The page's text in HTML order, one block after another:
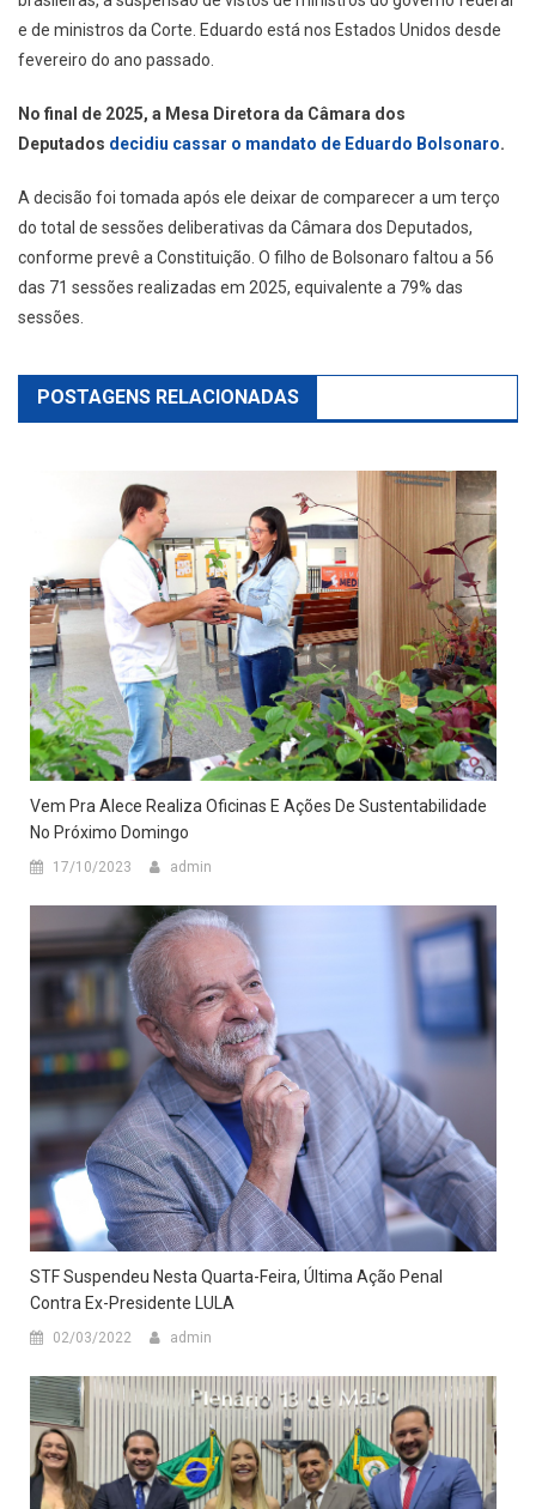
e de ministros da Corte. Eduardo está nos Estados Unidos desde
fevereiro do ano passado.
No final de 2025, a Mesa Diretora da Câmara dos
Deputados decidiu cassar o mandato de Eduardo Bolsonaro.
A decisão foi tomada após ele deixar de comparecer a um terço
do total de sessões deliberativas da Câmara dos Deputados,
conforme prevê a Constituição. O filho de Bolsonaro faltou a 56
das 71 sessões realizadas em 2025, equivalente a 79% das
sessões.
POSTAGENS RELACIONADAS
Vem Pra Alece Realiza Oficinas E Ações De Sustentabilidade
No Próximo Domingo
17/10/2023 admin
STF Suspendeu Nesta Quarta-Feira, Última Ação Penal
Contra Ex-Presidente LULA
02/03/2022 admin